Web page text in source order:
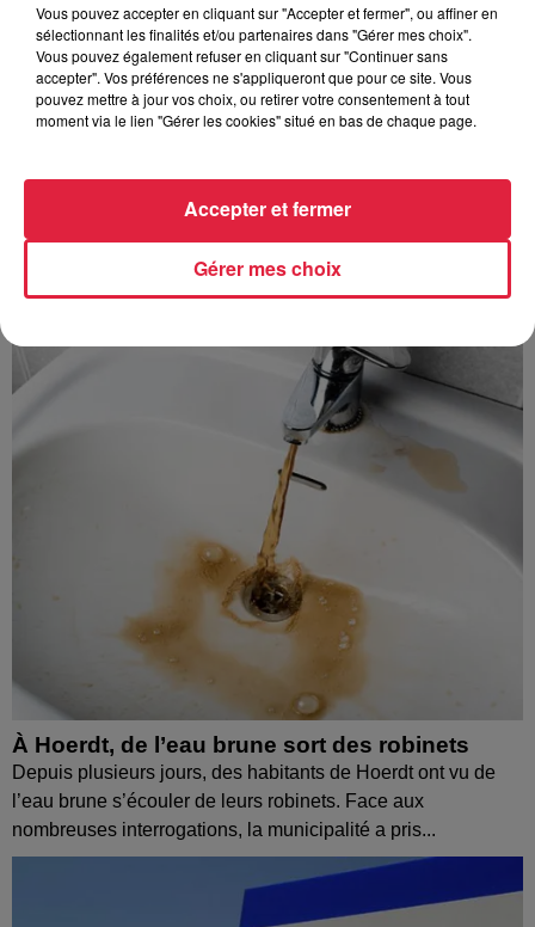
6 août 2026
Au zoo de Mulhouse : rencontre
avec les flamants rouges
À découvrir également
À Hoerdt, de l’eau brune sort des robinets
Depuis plusieurs jours, des habitants de Hoerdt ont vu de
l’eau brune s’écouler de leurs robinets. Face aux
nombreuses interrogations, la municipalité a pris...
Vous pouvez accepter en cliquant sur "Accepter et fermer", ou affiner en
sélectionnant les finalités et/ou partenaires dans "Gérer mes choix".
Vous pouvez également refuser en cliquant sur "Continuer sans
accepter". Vos préférences ne s'appliqueront que pour ce site. Vous
pouvez mettre à jour vos choix, ou retirer votre consentement à tout
moment via le lien "Gérer les cookies" situé en bas de chaque page.
Gérer mes choix
Accepter et fermer